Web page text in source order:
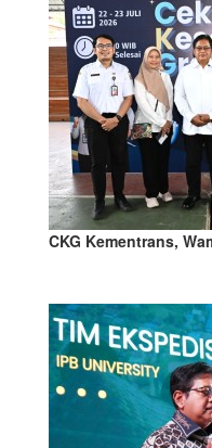
CKG Kementrans,